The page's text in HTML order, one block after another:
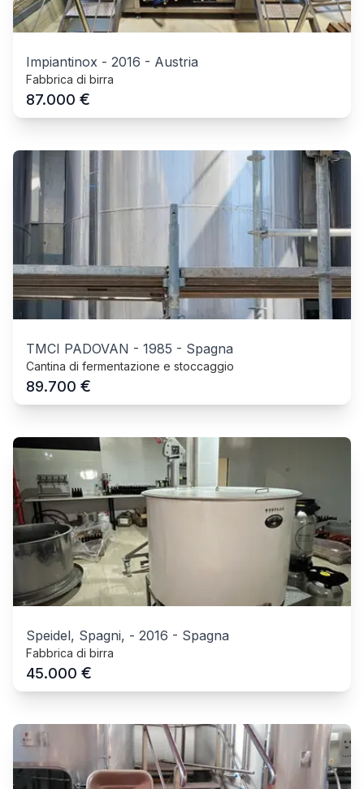
Impiantinox - 2016 - Austria
Fabbrica di birra
87.000 €
TMCI PADOVAN - 1985 - Spagna
Cantina di fermentazione e stoccaggio
89.700 €
Speidel, Spagni, - 2016 - Spagna
Fabbrica di birra
45.000 €